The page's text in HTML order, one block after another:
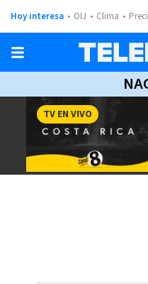
Hoy interesa OIJ Clima
TV EN VIVO